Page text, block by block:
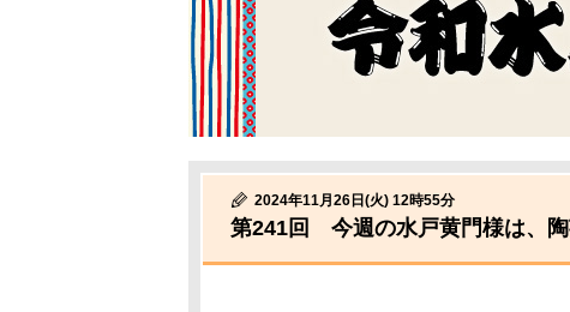
2024年11月26日(火) 12時55分
第241回 今週の水戸黄門様は、